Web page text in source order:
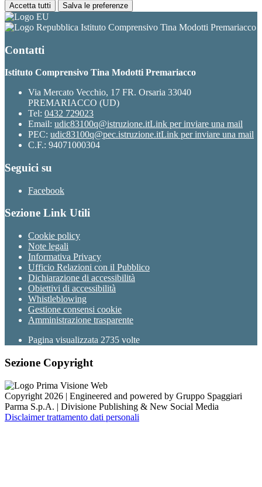
Accetta tutti Salva le preferenze
Istituto Comprensivo Tina Modotti Premariacco
Contatti
Istituto Comprensivo Tina Modotti Premariacco
Via Mercato Vecchio, 17 FR. Orsaria 33040
PREMARIACCO (UD)
Tel: 0432 729023
Email: udic83100q@istruzione.itLink per inviare una mail
PEC: udic83100q@pec.istruzione.itLink per inviare una mail
C.F.: 94071000304
Seguici su
Facebook
Sezione Link Utili
Cookie policy
Note legali
Informativa Privacy
Ufficio Relazioni con il Pubblico
Dichiarazione di accessibilità
Obiettivi di accessibilità
Whistleblowing
Gestione consensi cookie
Amministrazione trasparente
Pagina visualizzata 2735 volte
Sezione Copyright
Copyright 2026 | Engineered and powered by Gruppo Spaggiari
Parma S.p.A. | Divisione Publishing & New Social Media
Disclaimer trattamento dati personali